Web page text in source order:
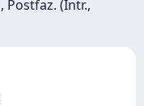
Postfaz. (Intr.,